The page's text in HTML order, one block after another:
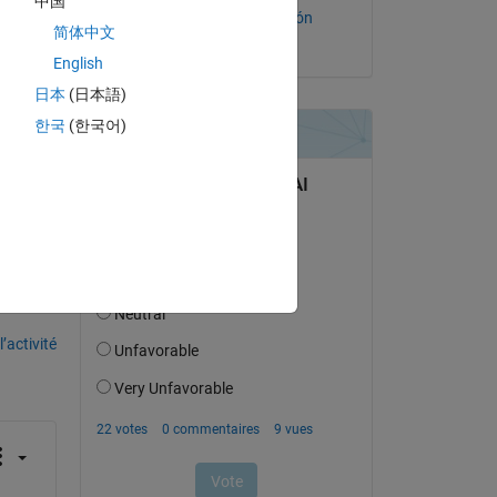
Karen Yadira Lliguin León
le 20 Oct 2022
简体中文
English
日本 (日本語)
한국 (한국어)